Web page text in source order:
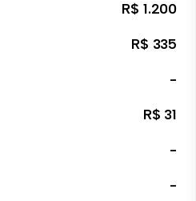
R$ 1.200
R$ 335
-
R$ 31
-
-